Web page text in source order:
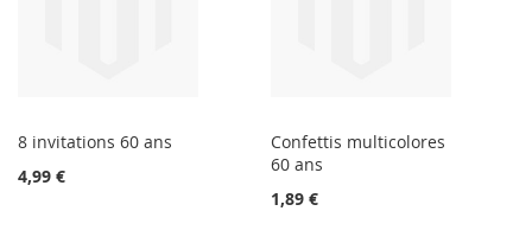
8 invitations 60 ans
4,99 €
Confettis multicolores
60 ans
1,89 €